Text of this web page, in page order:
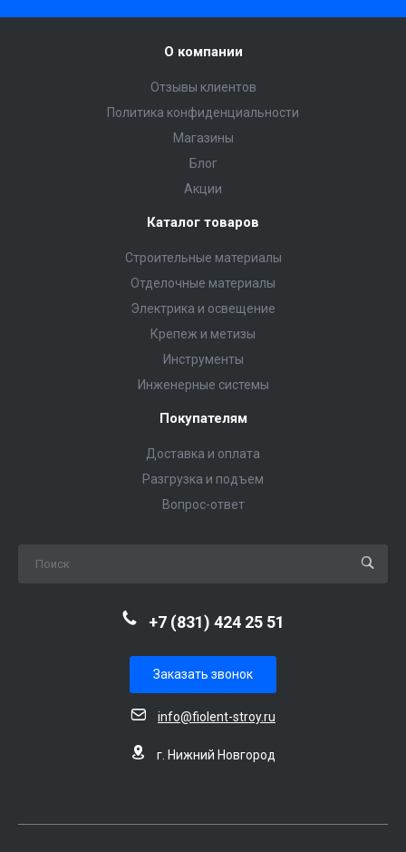
О компании
Отзывы клиентов
Политика конфиденциальности
Магазины
Блог
Акции
Каталог товаров
Строительные материалы
Отделочные материалы
Электрика и освещение
Крепеж и метизы
Инструменты
Инженерные системы
Покупателям
Доставка и оплата
Разгрузка и подъем
Вопрос-ответ
+7 (831) 424 25 51
Заказать звонок
info@fiolent-stroy.ru
г. Нижний Новгород